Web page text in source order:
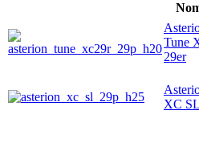
Tune
29er
XC SL